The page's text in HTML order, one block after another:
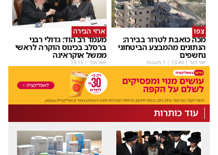
צפו
מכה כואבת לטרור בבירה:
הנתונים מהמבצע הביטחוני
נחשפים
יוסי וינר |
13:40 | 1 תגובות
ארזי הבירה
מעמד רב הוד: גדולי רבני
ברסלב בכינוס הוקרה לראשי
ממשל אוקראינה
יואל וולך |
13:15
עוד כותרות